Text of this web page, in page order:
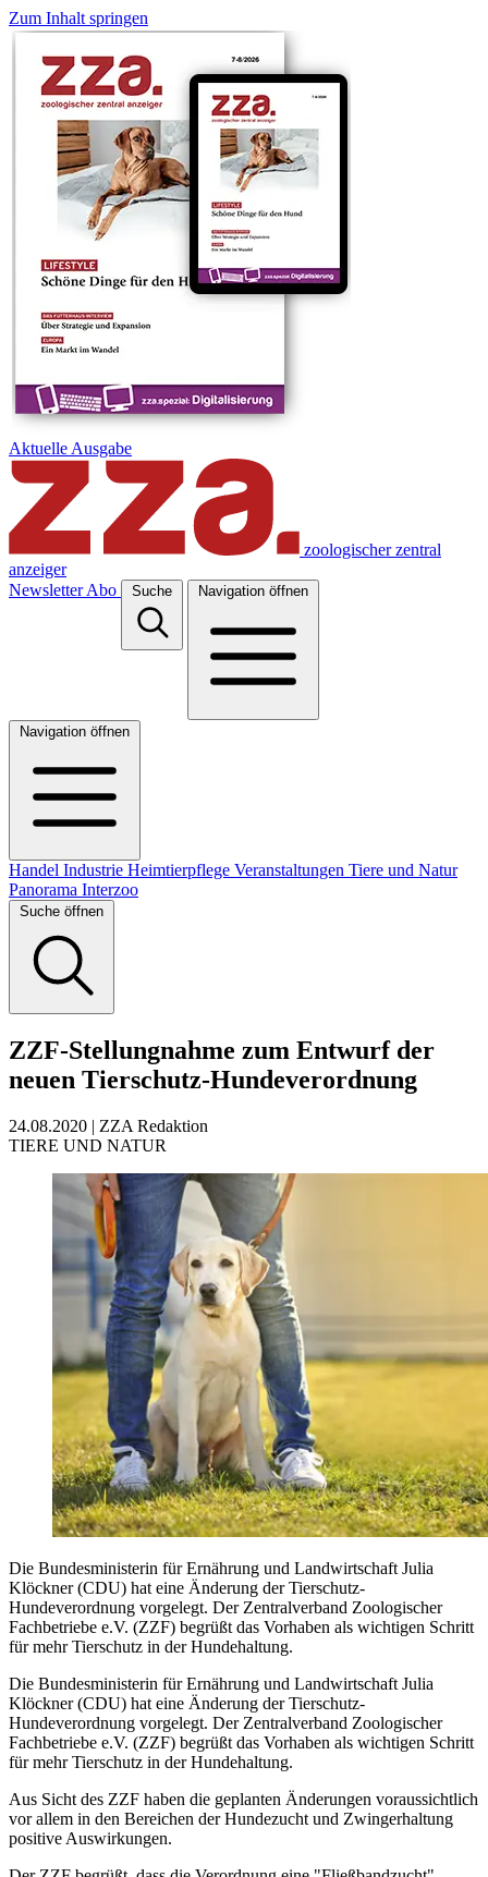
Zum Inhalt springen
Aktuelle Ausgabe
zoologischer zentral
anzeiger
Newsletter Abo Suche Navigation öffnen
Navigation öffnen
Handel Industrie Heimtierpflege Veranstaltungen Tiere und Natur
Panorama Interzoo
Suche öffnen
ZZF-Stellungnahme zum Entwurf der
neuen Tierschutz-Hundeverordnung
24.08.2020 | ZZA Redaktion
TIERE UND NATUR
Die Bundesministerin für Ernährung und Landwirtschaft Julia
Klöckner (CDU) hat eine Änderung der Tierschutz-
Hundeverordnung vorgelegt. Der Zentralverband Zoologischer
Fachbetriebe e.V. (ZZF) begrüßt das Vorhaben als wichtigen Schritt
für mehr Tierschutz in der Hundehaltung.
Die Bundesministerin für Ernährung und Landwirtschaft Julia
Klöckner (CDU) hat eine Änderung der Tierschutz-
Hundeverordnung vorgelegt. Der Zentralverband Zoologischer
Fachbetriebe e.V. (ZZF) begrüßt das Vorhaben als wichtigen Schritt
für mehr Tierschutz in der Hundehaltung.
Aus Sicht des ZZF haben die geplanten Änderungen voraussichtlich
vor allem in den Bereichen der Hundezucht und Zwingerhaltung
positive Auswirkungen.